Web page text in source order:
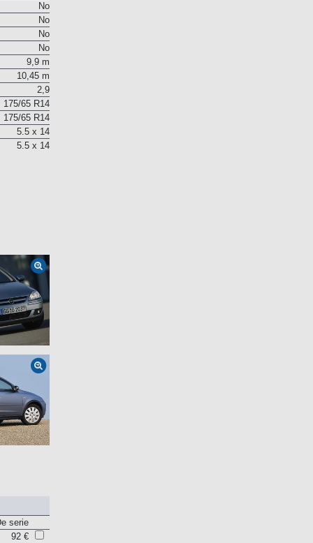
Eléctrica
No
No
No
No
9,9 m
10,45 m
2,9
175/65 R14
175/65 R14
5.5 x 14
serie